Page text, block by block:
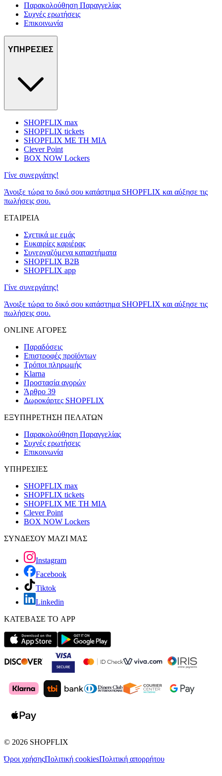
Παρακολούθηση Παραγγελίας
Συχνές ερωτήσεις
Επικοινωνία
ΥΠΗΡΕΣΙΕΣ
SHOPFLIX max
SHOPFLIX tickets
SHOPFLIX ΜΕ ΤΗ ΜΙΑ
Clever Point
BOX NOW Lockers
Γίνε συνεργάτης!
Άνοιξε τώρα το δικό σου κατάστημα SHOPFLIX και αύξησε τις
πωλήσεις σου.
ΕΤΑΙΡΕΙΑ
Σχετικά με εμάς
Ευκαιρίες καριέρας
Συνεργαζόμενα καταστήματα
SHOPFLIX B2B
SHOPFLIX app
Γίνε συνεργάτης!
Άνοιξε τώρα το δικό σου κατάστημα SHOPFLIX και αύξησε τις
πωλήσεις σου.
ONLINE ΑΓΟΡΕΣ
Παραδόσεις
Επιστροφές προϊόντων
Τρόποι πληρωμής
Klarna
Προστασία αγορών
Άρθρο 39
Δωροκάρτες SHOPFLIX
ΕΞΥΠΗΡΕΤΗΣΗ ΠΕΛΑΤΩΝ
Παρακολούθηση Παραγγελίας
Συχνές ερωτήσεις
Επικοινωνία
ΥΠΗΡΕΣΙΕΣ
SHOPFLIX max
SHOPFLIX tickets
SHOPFLIX ΜΕ ΤΗ ΜΙΑ
Clever Point
BOX NOW Lockers
ΣΥΝΔΕΣΟΥ ΜΑΖΙ ΜΑΣ
Instagram
Facebook
Tiktok
Linkedin
ΚΑΤΕΒΑΣΕ ΤΟ APP
© 2026 SHOPFLIX
Όροι χρήσηςΠολιτική cookiesΠολιτική απορρήτου